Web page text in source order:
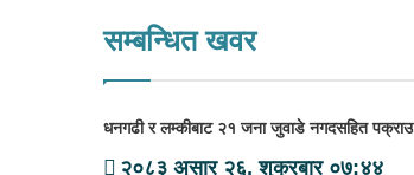
सम्बन्धित खवर
धनगढी र लम्कीबाट २१ जना जुवाडे नगदसहित पक्राउ
२०८३ असार २६, शुक्रबार ०७:४४